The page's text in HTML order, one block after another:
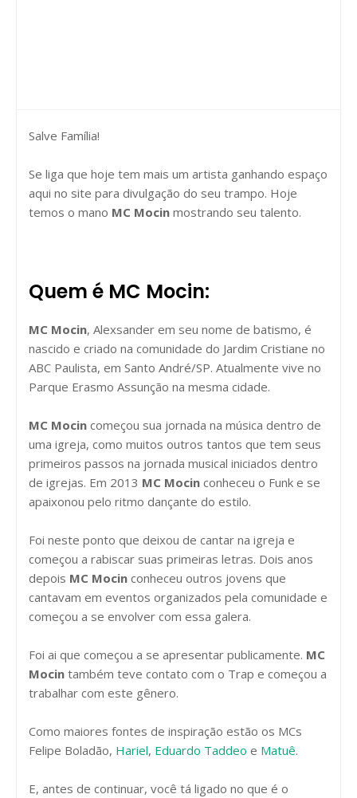
Salve Família!
Se liga que hoje tem mais um artista ganhando espaço
aqui no site para divulgação do seu trampo. Hoje
temos o mano MC Mocin mostrando seu talento.
Quem é MC Mocin:
MC Mocin, Alexsander em seu nome de batismo, é
nascido e criado na comunidade do Jardim Cristiane no
ABC Paulista, em Santo André/SP. Atualmente vive no
Parque Erasmo Assunção na mesma cidade.
MC Mocin começou sua jornada na música dentro de
uma igreja, como muitos outros tantos que tem seus
primeiros passos na jornada musical iniciados dentro
de igrejas. Em 2013 MC Mocin conheceu o Funk e se
apaixonou pelo ritmo dançante do estilo.
Foi neste ponto que deixou de cantar na igreja e
começou a rabiscar suas primeiras letras. Dois anos
depois MC Mocin conheceu outros jovens que
cantavam em eventos organizados pela comunidade e
começou a se envolver com essa galera.
Foi ai que começou a se apresentar publicamente. MC
Mocin também teve contato com o Trap e começou a
trabalhar com este gênero.
Como maiores fontes de inspiração estão os MCs
Felipe Boladão, Hariel, Eduardo Taddeo e Matuê.
E, antes de continuar, você tá ligado no que é o